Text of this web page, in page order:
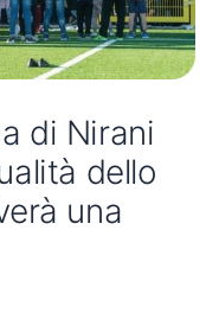
di Nirani
dello
una